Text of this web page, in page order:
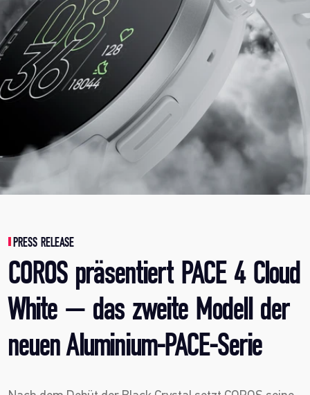
PRESS RELEASE
COROS präsentiert PACE 4 Cloud
White — das zweite Modell der
neuen Aluminium-PACE-Serie